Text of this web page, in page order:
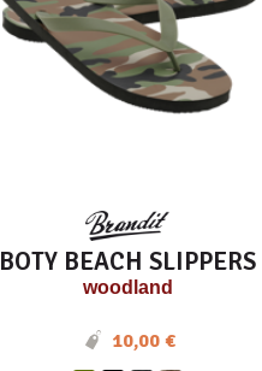
BOTY BEACH SLIPPERS
woodland
10,00 €